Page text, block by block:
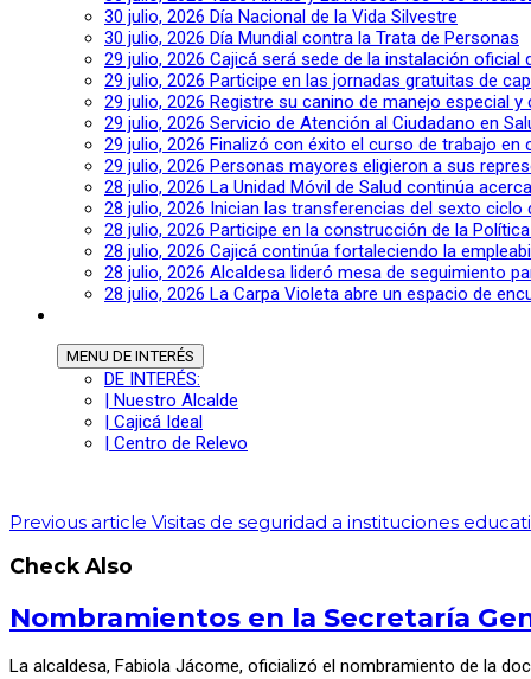
30 julio, 2026 Día Nacional de la Vida Silvestre
30 julio, 2026 Día Mundial contra la Trata de Personas
29 julio, 2026 Cajicá será sede de la instalación
29 julio, 2026 Participe en las jornadas gratuitas de
29 julio, 2026 Registre su canino de manejo especial
29 julio, 2026 Servicio de Atención al Ciudadano en
29 julio, 2026 Finalizó con éxito el curso de trabajo en
29 julio, 2026 Personas mayores eligieron a sus
28 julio, 2026 La Unidad Móvil de Salud continúa
28 julio, 2026 Inician las transferencias del sexto ciclo
28 julio, 2026 Participe en la construcción de la
28 julio, 2026 Cajicá continúa fortaleciendo la
28 julio, 2026 Alcaldesa lideró mesa de seguimiento
28 julio, 2026 La Carpa Violeta abre un espacio de
MENU DE INTERÉS
DE INTERÉS:
| Nuestro Alcalde
| Cajicá Ideal
| Centro de Relevo
Previous article Visitas de seguridad a instituciones
Check Also
Nombramientos en la Secretaría
La alcaldesa, Fabiola Jácome, oficializó el nombramiento de la